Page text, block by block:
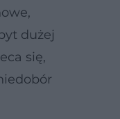
dużej
się,